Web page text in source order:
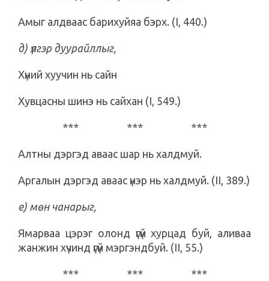
Амыг алдваас барихуйяа бэрх. (I, 440.)
д) үлгэр дуурайллыг,
Хүний хуучин нь сайн
Хувцасны шинэ нь сайхан (I, 549.)
*** *** ***
Алтны дэргэд аваас шар нь халдмуй.
Аргалын дэргэд аваас үнэр нь халдмуй. (II, 389.)
е) мөн чанарыг,
Ямарваа цэрэг олонд үгүй хурцад буй, аливаа
жанжин хүчинд үгүй мэргэндбуй. (II, 55.)
*** *** ***